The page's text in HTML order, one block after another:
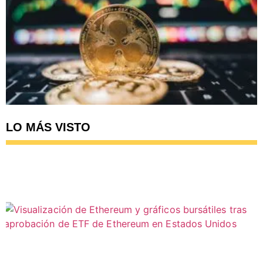
LO MÁS VISTO